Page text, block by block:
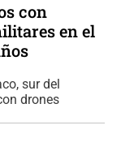
con
en el
sur del
drones